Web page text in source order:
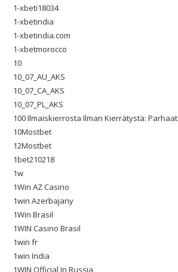
1-xbeti18034
1-xbetindia
1-xbetindia.com
1-xbetmorocco
10
10_07_AU_AKS
10_07_CA_AKS
10_07_PL_AKS
100 Ilmaiskierrosta Ilman Kierrätystä: Parhaat
10Mostbet
12Mostbet
1bet210218
1w
1Win AZ Casino
1win Azerbajany
1Win Brasil
1WIN Casino Brasil
1win fr
1win India
1WIN Official In Russia